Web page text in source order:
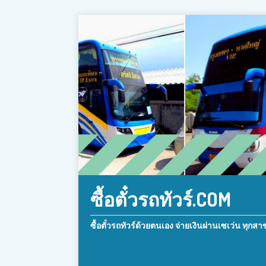
ซื้อตั๋วรถทัวร์.COM
ซื้อตั๋วรถทัวร์ด้วยตนเอง จ่ายเงินผ่านเซเว่น ทุกสา